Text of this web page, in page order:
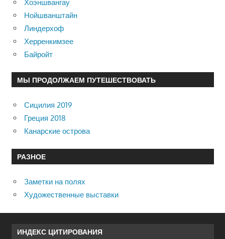
Хоэншвангау
Нойшванштайн
Линдерхоф
Херренкимзее
Байройт
МЫ ПРОДОЛЖАЕМ ПУТЕШЕСТВОВАТЬ
Сицилия 2019
Греция 2018
Канарские острова
РАЗНОЕ
Заметки на полях
Художественные выставки
ИНДЕКС ЦИТИРОВАНИЯ